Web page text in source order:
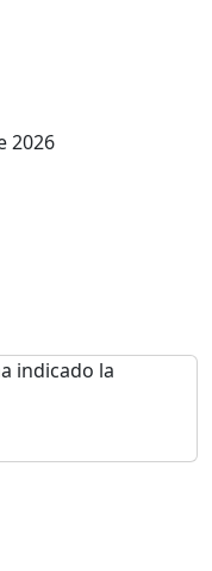
2026
indicado la